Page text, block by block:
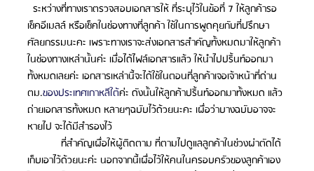
  ระหว่างที่ทางเราตรวจสอบเอกสารให้ ที่ระบุไว้ในข้อที่ 7 ให้ลูกค้ารอ
เช็คอีเมลล์ หรือเช็คในช่องทางที่ลูกค้า ใช้ในการพูดคุยกับที่ปรึกษา
ศัลยกรรมนะคะ เพราะทางเราจะส่งเอกสารสำคัญทั้งหมดมาให้ลูกค้า
ในช่องทางเหล่านั้นค่ะ เมื่อได้ไฟล์เอกสารแล้ว ให้นำไปปริ้นท์ออกมา
ทั้งหมดเลยค่ะ เอกสารเหล่านี้จะได้ใช้ในตอนที่ลูกค้าเจอเจ้าหน้าที่ด่าน
ตม.ของประเทศเกาหลีใต้ค่ะ ดังนั้นให้ลูกค้าปริ้นท์ออกมาทั้งหมด แล้ว
ถ่ายเอกสารทั้งหมด หลายๆฉบับไว้ด้วยนะคะ เผื่อว่าบางฉบับอาจจะ
หายไป จะได้มีสำรองไว้
ที่สำคัญเผื่อให้ผู้ติดตาม ที่ตามไปดูแลลูกค้าในช่วงผ่าตัดได้
เก็บเอาไว้ด้วยนะค่ะ นอกจากนี้เผื่อไว้ให้คนในครอบครัวของลูกค้าเอง